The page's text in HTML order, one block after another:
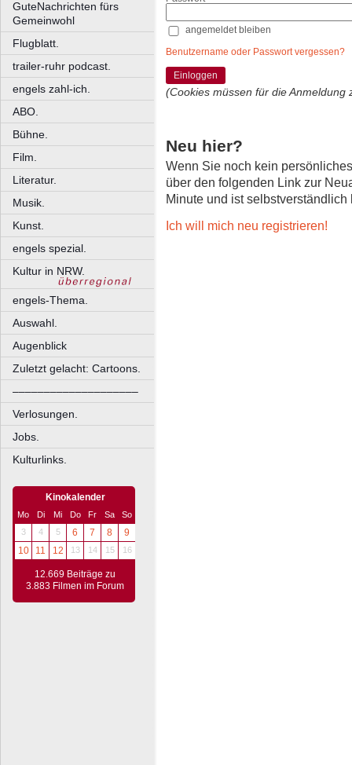
GuteNachrichten fürs
Gemeinwohl
Flugblatt.
trailer-ruhr podcast.
engels zahl-ich.
ABO.
Bühne.
Film.
Literatur.
Musik.
Kunst.
engels spezial.
Kultur in NRW.
engels-Thema.
Auswahl.
Augenblick
Zuletzt gelacht: Cartoons.
––––––––––––––––––––
Verlosungen.
Jobs.
Kulturlinks.
Kinokalender
Mo Di Mi Do Fr Sa
So
3
4 5 6 7 8
9
10
11 12 13 14 15 16
12.669 Beiträge zu
3.883 Filmen im Forum
angemeldet bleiben
Benutzername oder Passwort vergessen?
Einloggen
(Cookies müssen für die Anmeldung
Neu hier?
Wenn Sie noch kein
über den folgenden Link zur
Minute und ist selbstverständlich
Ich will mich neu registrieren!